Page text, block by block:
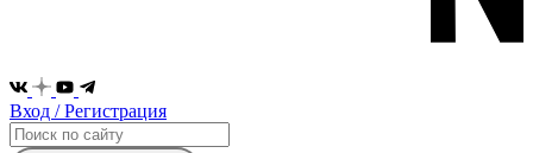
Вход / Регистрация